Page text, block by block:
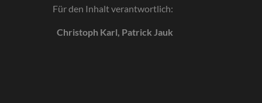
Für den Inhalt verantwortlich:
Christoph Karl, Patrick Jauk